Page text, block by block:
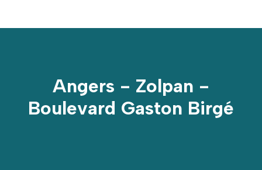
Angers - Zolpan -
Boulevard Gaston Birgé